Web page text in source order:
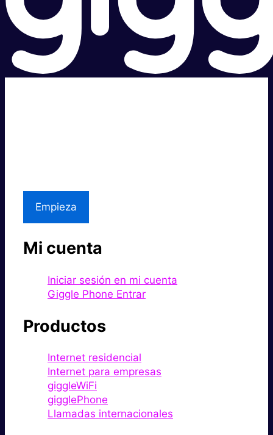
Empieza
Mi cuenta
Iniciar sesión en mi cuenta
Giggle Phone Entrar
Productos
Internet residencial
Internet para empresas
giggleWiFi
gigglePhone
Llamadas internacionales